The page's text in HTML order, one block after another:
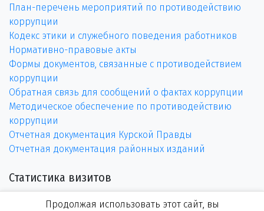
План-перечень мероприятий по противодействию
коррупции
Кодекс этики и служебного поведения работников
Нормативно-правовые акты
Формы документов, связанные с противодействием
коррупции
Обратная связь для сообщений о фактах коррупции
Методическое обеспечение по противодействию
коррупции
Отчетная документация Курской Правды
Отчетная документация районных изданий
Статистика визитов
Продолжая использовать этот сайт, вы